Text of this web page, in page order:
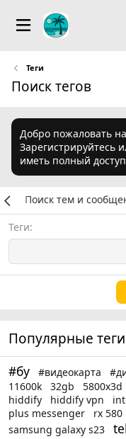
Теги
Поиск тегов
Добро пожаловать
Зарегистрируйтесь
иметь полный
Поиск тем и
Теги
Популярные теги
#бу #видеокарта
11600k
32gb 5800x3d
hiddify
hiddify vpn
plus messenger
rx 580
samsung galaxy s23